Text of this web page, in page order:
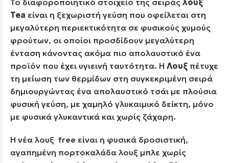
Το διαφοροποιητικό στοιχείο της σειράς λουξ
Tea είναι η ξεχωριστή γεύση που οφείλεται στη
μεγαλύτερη περιεκτικότητα σε φυσικούς χυμούς
φρούτων, οι οποίοι προσδίδουν μεγαλύτερη
ένταση κάνοντας ακόμα πιο απολαυστικό ένα
προϊόν που έχει υγιεινή ταυτότητα. Η Λουξ πέτυχε
τη μείωση των θερμίδων στη συγκεκριμένη σειρά
δημιουργώντας ένα απολαυστικό τσάι με πλούσια
φυσική γεύση, με χαμηλό γλυκαιμικό δείκτη, μόνο
με φυσικά γλυκαντικά και χωρίς ζάχαρη.
Η νέα λουξ free είναι η φυσικά δροσιστική,
αγαπημένη πορτοκαλάδα λουξ μπλε χωρίς